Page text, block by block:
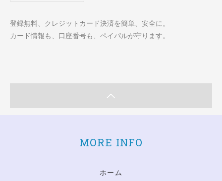
登録無料、クレジットカード決済を簡単、安全に。
カード情報も、口座番号も、ペイパルが守ります。
MORE INFO
ホーム